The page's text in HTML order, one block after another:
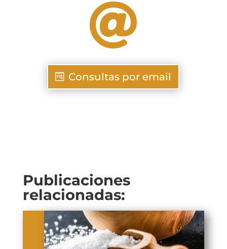

Consultas por email
Publicaciones
relacionadas: